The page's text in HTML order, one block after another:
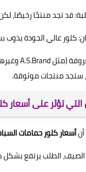
قد تجد منتجًا رخيصًا،
كلور عالي الجودة يذوب
ستجد منتجات موثوقة.
التي تؤثر على
أسعار كلور حمامات
الطلب يرتفع بشكل